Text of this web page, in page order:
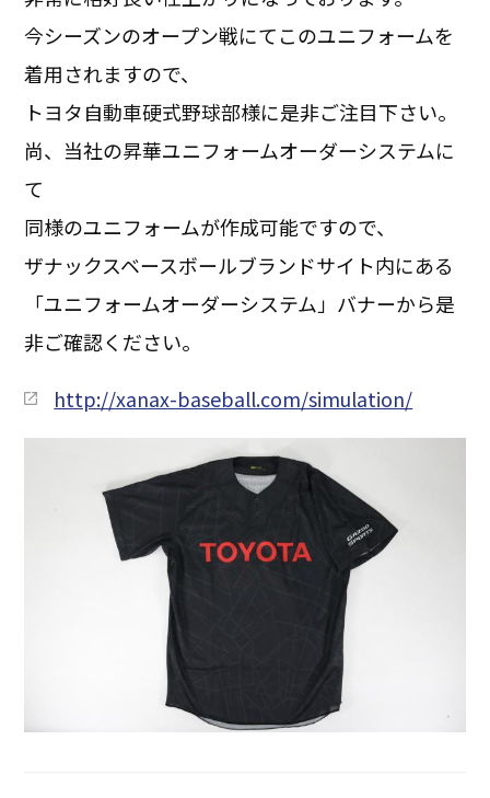
今シーズンのオープン戦にてこのユニフォームを
着用されますので、
トヨタ自動車硬式野球部様に是非ご注目下さい。
尚、当社の昇華ユニフォームオーダーシステムに
て
同様のユニフォームが作成可能ですので、
ザナックスベースボールブランドサイト内にある
「ユニフォームオーダーシステム」バナーから是
非ご確認ください。
http://xanax-baseball.com/simulation/